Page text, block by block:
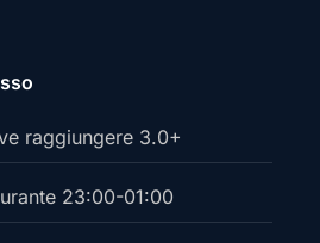
raggiungere 3.0+
23:00-01:00